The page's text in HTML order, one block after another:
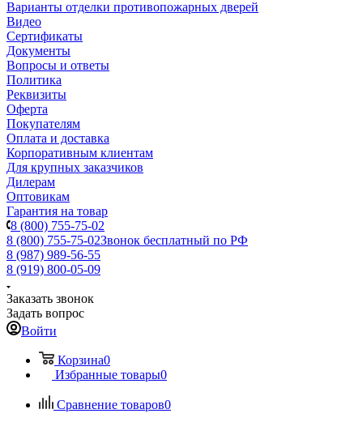
Варианты отделки противопожарных дверей
Видео
Сертификаты
Документы
Вопросы и ответы
Политика
Реквизиты
Оферта
Покупателям
Оплата и доставка
Корпоративным клиентам
Для крупных заказчиков
Дилерам
Оптовикам
Гарантия на товар
8 (800) 755-75-02
8 (800) 755-75-02Звонок бесплатный по РФ
8 (987) 989-56-55
8 (919) 800-05-09
Заказать звонок
Задать вопрос
Войти
Корзина0
Избранные товары0
Сравнение товаров0